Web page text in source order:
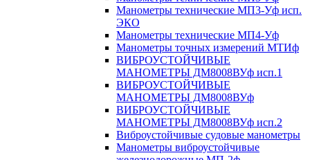
Манометры технические МП3-Уф исп.
ЭКО
Манометры технические МП4-Уф
Манометры точных измерений МТИф
ВИБРОУСТОЙЧИВЫЕ
МАНОМЕТРЫ ДМ8008ВУф исп.1
ВИБРОУСТОЙЧИВЫЕ
МАНОМЕТРЫ ДМ8008ВУф
ВИБРОУСТОЙЧИВЫЕ
МАНОМЕТРЫ ДМ8008ВУф исп.2
Виброустойчивые судовые манометры
Манометры виброустойчивые